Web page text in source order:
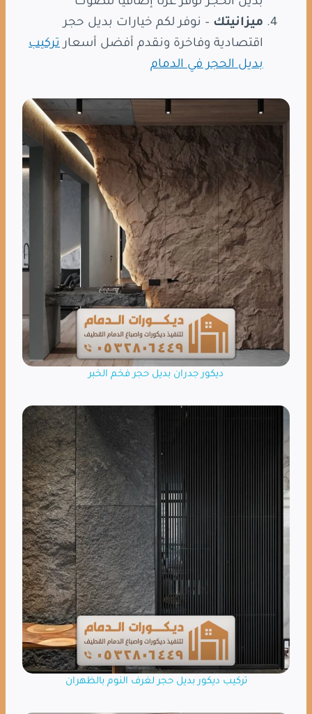
ميزانيتك – نوفر لكم خيارات بديل حجر
اقتصادية وفاخرة ونقدم أفضل أسعار تركيب
بديل الحجر في الدمام
ديكور جدران بديل حجر فخم الخبر
تركيب ديكور بديل حجر لغرف النوم بالظهران